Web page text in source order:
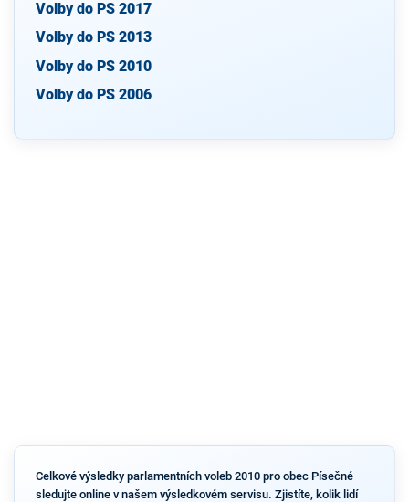
Volby do PS 2017
Volby do PS 2013
Volby do PS 2010
Volby do PS 2006
Celkové výsledky parlamentních voleb 2010 pro obec Písečné
sledujte online v našem výsledkovém servisu. Zjistíte, kolik lidí